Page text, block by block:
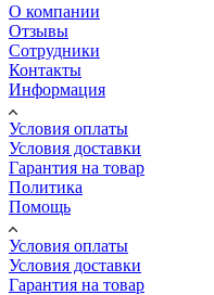
О компании
Отзывы
Сотрудники
Контакты
Информация
Условия оплаты
Условия доставки
Гарантия на товар
Политика
Помощь
Условия оплаты
Условия доставки
Гарантия на товар